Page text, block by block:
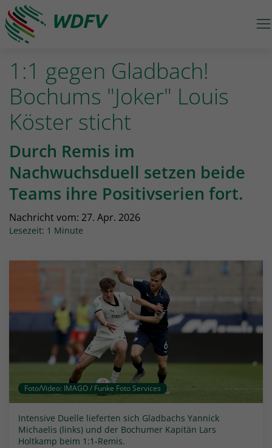
Logo: wdfv führt zur Starseite
1:1 gegen Gladbach!
Bochums "Joker" Louis
Köster sticht
Durch Remis im
Nachwuchsduell setzen beide
Teams ihre Positivserien fort.
Nachricht vom: 27. Apr. 2026
Lesezeit: 1 Minute
Foto/Video: IMAGO / Funke Foto Services
Intensive Duelle lieferten sich Gladbachs Yannick
Michaelis (links) und der Bochumer Kapitän Lars
Holtkamp beim 1:1-Remis.